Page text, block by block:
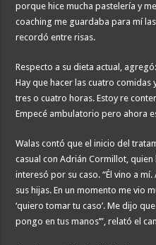
porque hice mucha pastelería y
coaching me guardaba para mí
recordó entre risas.
Respecto a su dieta actual,
Hay que hacer las cuatro comidas
tres o cuatro horas. Estoy re
Empecé ambulatorio pero ahora
Walas contó que el inicio del
casual con Adrián Cormillot,
interesó por su caso. “Él vino a
sus hijas. En un momento me vio
‘quiero tomar tu caso’. Me dijo
pongo en tus manos’”, relató el